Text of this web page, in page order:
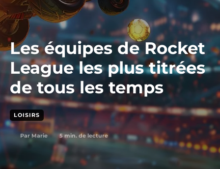
Les équipes de Rocket
League les plus titrées
de tous les temps
LOISIRS
Par Marie 5min. de lecture